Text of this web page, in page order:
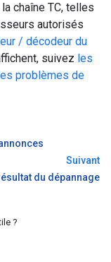
chaîne TC, telles
autorisés
/ décodeur du
suivez les
problèmes de
Suivant
du dépannage
?